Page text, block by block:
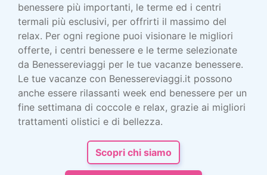
benessere più importanti, le terme ed i centri
termali più esclusivi, per offrirti il massimo del
relax. Per ogni regione puoi visionare le migliori
offerte, i centri benessere e le terme selezionate
da Benessereviaggi per le tue vacanze benessere.
Le tue vacanze con Benessereviaggi.it possono
anche essere rilassanti week end benessere per un
fine settimana di coccole e relax, grazie ai migliori
trattamenti olistici e di bellezza.
Scopri chi siamo